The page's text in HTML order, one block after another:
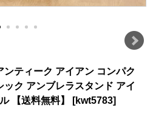
ティーク アイアン コンパク
ック アンブレラスタンド アイ
【送料無料】 [kwt5783]